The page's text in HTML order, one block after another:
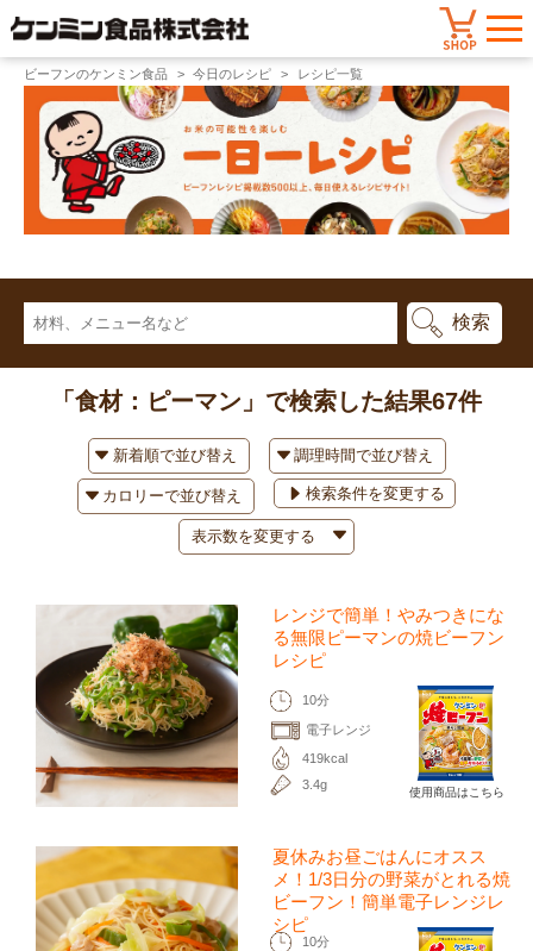
ビーフンのケンミン食品 今日のレシピ レシピ一覧
「食材：ピーマン」で検索した結果67件
検索条件を変更する
レンジで簡単！やみつきにな
る無限ピーマンの焼ビーフン
レシピ
10分
電子レンジ
419kcal
3.4g
使用商品はこちら
夏休みお昼ごはんにオスス
メ！1/3日分の野菜がとれる焼
ビーフン！簡単電子レンジレ
シピ
10分